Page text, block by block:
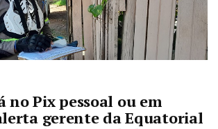
no Pix pessoal ou em
gerente da Equatorial